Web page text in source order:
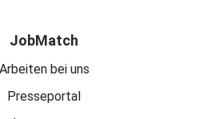
JobMatch
Arbeiten bei uns
Presseportal